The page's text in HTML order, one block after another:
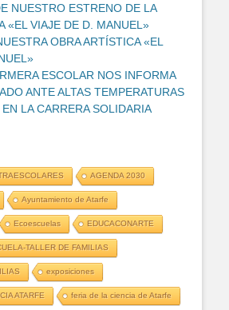
NUESTRO ESTRENO DE LA
«EL VIAJE DE D. MANUEL»
OBRA ARTÍSTICA «EL
ESCOLAR NOS INFORMA
ANTE ALTAS TEMPERATURAS
LA CARRERA SOLIDARIA
AGENDA 2030
Ayuntamiento de Atarfe
Ecoescuelas EDUCACONARTE
TALLER DE FAMILIAS
exposiciones
ATARFE feria de la ciencia de Atarfe